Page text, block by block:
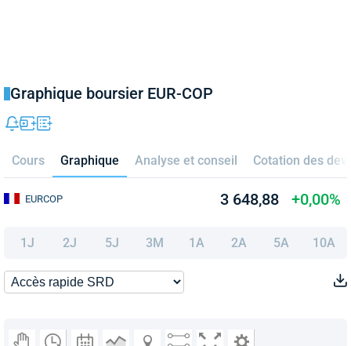
Graphique boursier EUR-COP
Cours Graphique Analyse et conseil Cotation des
EURCOP 3 648,88 +0,00%
1J 2J 5J 3M 1A 2A 5A 10A